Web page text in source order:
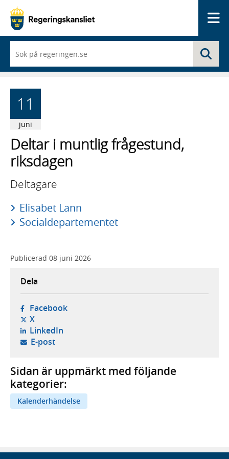
du
börjar
skriva
med
11
juni
Deltar i muntlig frågestund,
riksdagen
Deltagare
Elisabet Lann
Socialdepartementet
Publicerad 08 juni 2026
Dela
Facebook- öppnas i ny flik, extern webbplats,
X- öppnas i ny flik, extern webbplats,
LinkedIn- öppnas i ny flik, extern webbplats,
E-post- öppnar din e-postklient,
Sidan är uppmärkt med följande
kategorier:
Kalenderhändelse